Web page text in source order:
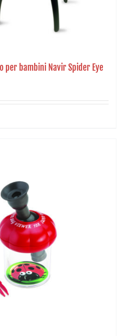
per bambini Navir Spider Eye